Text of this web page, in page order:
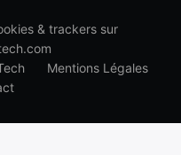
& trackers sur
Mentions Légales